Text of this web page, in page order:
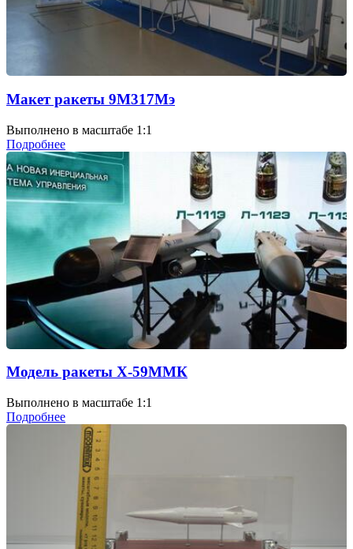
Макет ракеты 9М317Мэ
Выполнено в масштабе 1:1
Подробнее
Модель ракеты Х-59ММК
Выполнено в масштабе 1:1
Подробнее